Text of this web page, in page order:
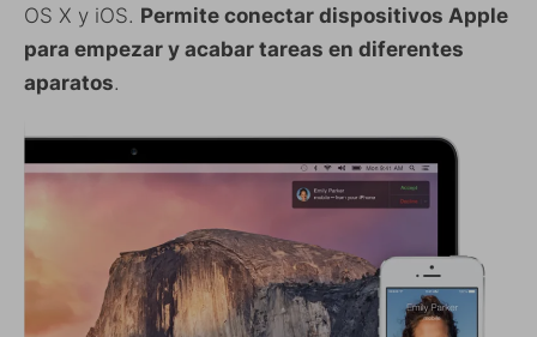
OS X y iOS. Permite conectar dispositivos Apple
para empezar y acabar tareas en diferentes
aparatos.